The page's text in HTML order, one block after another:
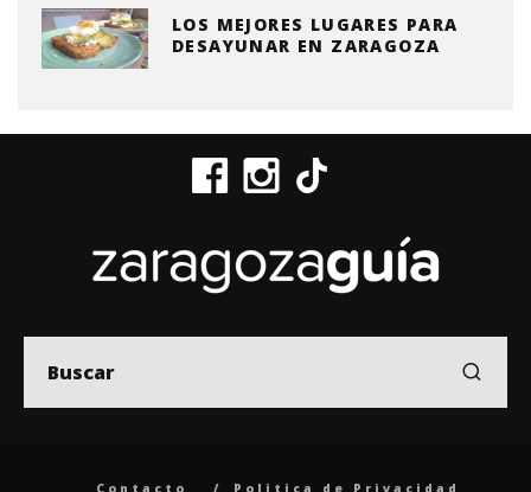
LOS MEJORES LUGARES PARA
DESAYUNAR EN ZARAGOZA